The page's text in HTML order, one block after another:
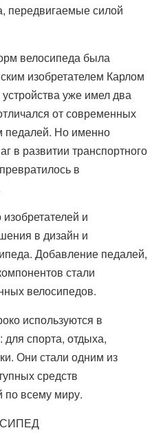
передвигаемые силой
велосипеда была
изобретателем Карлом
уже имел два
от современных
педалей. Но именно
в развитии транспортного
в
и
в дизайн и
Добавление педалей,
стали
велосипедов.
используются в
спорта, отдыха,
Они стали одним из
средств
всему миру.